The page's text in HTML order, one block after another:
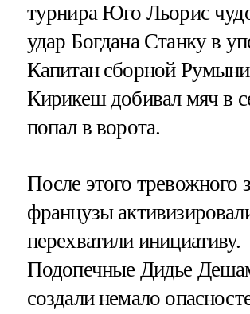
турнира Юго Льорис
удар Богдана Станку в
Капитан сборной
Кирикеш добивал мяч в
попал в ворота.
После этого тревожного
французы
перехватили инициативу.
Подопечные Дидье
создали немало